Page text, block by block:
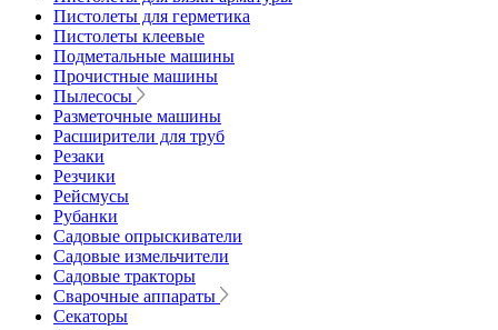
Пистолеты для герметика
Пистолеты клеевые
Подметальные машины
Прочистные машины
Пылесосы
Разметочные машины
Расширители для труб
Резаки
Резчики
Рейсмусы
Рубанки
Садовые опрыскиватели
Садовые измельчители
Садовые тракторы
Сварочные аппараты
Секаторы